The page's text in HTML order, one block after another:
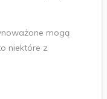
mogą
niektóre z